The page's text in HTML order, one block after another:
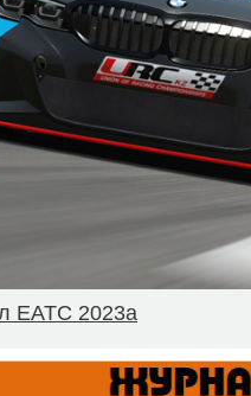
EATC 2023a